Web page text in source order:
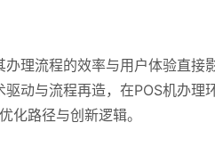
理流程的效率与用户体验直接
动与流程再造，在POS机办理
化路径与创新逻辑。